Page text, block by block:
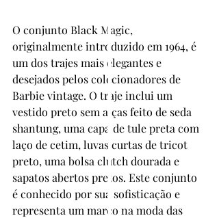
O conjunto Black Magic,
originalmente introduzido em 1964, é
um dos trajes mais elegantes e
desejados pelos colecionadores de
Barbie vintage. O traje inclui um
vestido preto sem alças feito de seda
shantung, uma capa de tule preta com
laço de cetim, luvas curtas de tricot
preto, uma bolsa clutch dourada e
sapatos abertos pretos. Este conjunto
é conhecido por sua sofisticação e
representa um marco na moda das